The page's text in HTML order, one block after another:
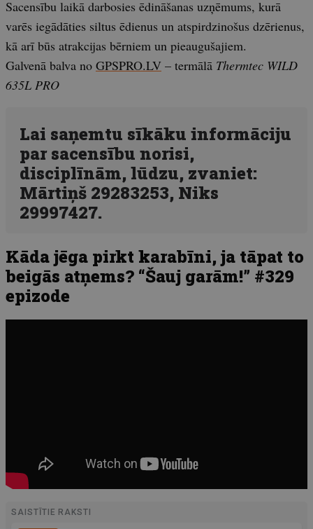
Sacensību laikā darbosies ēdināšanas uzņēmums, kurā
varēs iegādāties siltus ēdienus un atspirdzinošus dzērienus,
kā arī būs atrakcijas bērniem un pieaugušajiem.
Galvenā balva no GPSPRO.LV – termālā Thermtec WILD
635L PRO
Lai saņemtu sīkāku informāciju
par sacensību norisi,
disciplīnām, lūdzu, zvaniet:
Mārtiņš 29283253, Niks
29997427.
Kāda jēga pirkt karabīni, ja tāpat to
beigās atņems? “Šauj garām!” #329
epizode
SAISTĪTIE RAKSTI